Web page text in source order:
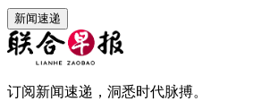
新闻速递
订阅新闻速递，洞悉时代脉搏。